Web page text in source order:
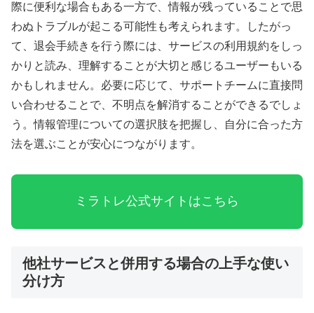
際に便利な場合もある一方で、情報が残っていることで思
わぬトラブルが起こる可能性も考えられます。したがっ
て、退会手続きを行う際には、サービスの利用規約をしっ
かりと読み、理解することが大切と感じるユーザーもいる
かもしれません。必要に応じて、サポートチームに直接問
い合わせることで、不明点を解消することができるでしょ
う。情報管理についての選択肢を把握し、自分に合った方
法を選ぶことが安心につながります。
ミラトレ公式サイトはこちら
他社サービスと併用する場合の上手な使い
分け方